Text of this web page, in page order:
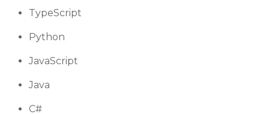
TypeScript
Python
JavaScript
Java
C#